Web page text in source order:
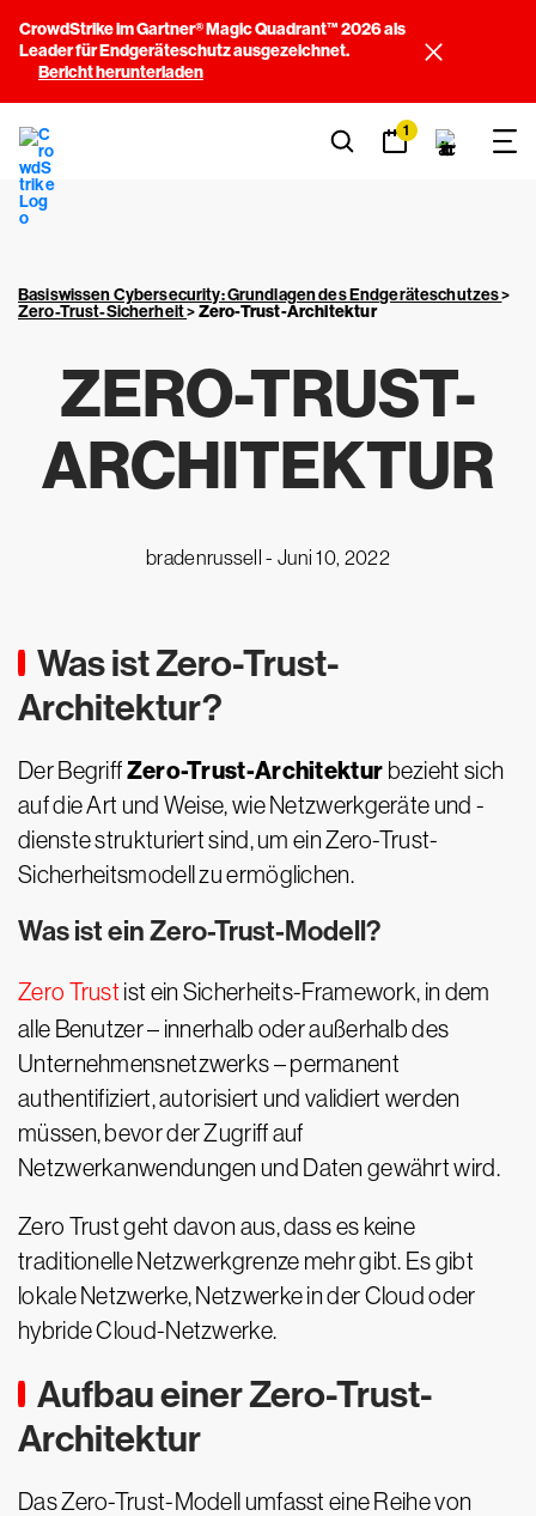
CrowdStrike im Gartner® Magic Quadrant™ 2026 als
Leader für Endgeräteschutz ausgezeichnet.
Bericht herunterladen
1
Basiswissen Cybersecurity: Grundlagen des Endgeräteschutzes>
Zero-Trust-Sicherheit>Zero-Trust-Architektur
ZERO-TRUST-
ARCHITEKTUR
bradenrussell - Juni 10, 2022
Was ist Zero-Trust-
Architektur?
Der BegriffZero-Trust-Architektur bezieht sich
auf die Art und Weise, wie Netzwerkgeräte und -
dienste strukturiert sind, um ein Zero-Trust-
Sicherheitsmodell zu ermöglichen.
Was ist ein Zero-Trust-Modell?
Zero Trust ist ein Sicherheits-Framework, in dem
alle Benutzer – innerhalb oder außerhalb des
Unternehmensnetzwerks – permanent
authentifiziert, autorisiert und validiert werden
müssen, bevor der Zugriff auf
Netzwerkanwendungen und Daten gewährt wird.
Zero Trust geht davon aus, dass es keine
traditionelle Netzwerkgrenze mehr gibt. Es gibt
lokale Netzwerke, Netzwerke in der Cloud oder
hybride Cloud-Netzwerke.
Aufbau einer Zero-Trust-
Architektur
Das Zero-Trust-Modell umfasst eine Reihe von